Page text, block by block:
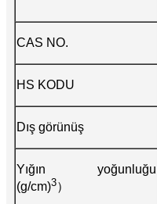
CAS NO.
HS KODU
Dış görünüş
Yığın yoğunluğu
(g/cm)3）